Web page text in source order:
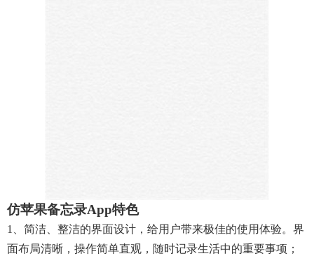
仿苹果备忘录app特色
1、简洁、整洁的界面设计，给用户带来极佳的使用体验。界
面布局清晰，操作简单直观，随时记录生活中的重要事项；